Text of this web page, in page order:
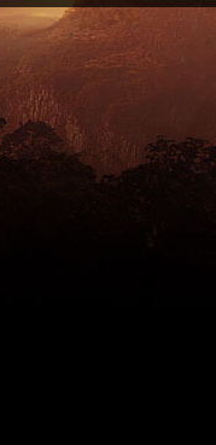
évènements depuis d'autres